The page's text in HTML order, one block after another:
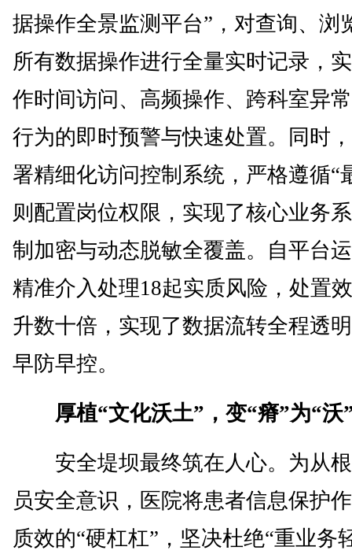
据操作全景监测平台”，对查询、浏
所有数据操作进行全量实时记录，
作时间访问、高频操作、跨科室异
行为的即时预警与快速处置。同时
署精细化访问控制系统，严格遵循“
则配置岗位权限，实现了核心业务
制加密与动态脱敏全覆盖。自平台
精准介入处理18起实质风险，处置
升数十倍，实现了数据流转全程透
早防早控。
厚植“文化沃土”，变“瘠”为“沃
安全堤坝最终筑在人心。为从根
员安全意识，医院将患者信息保护
质效的“硬杠杠”，坚决杜绝“重业务